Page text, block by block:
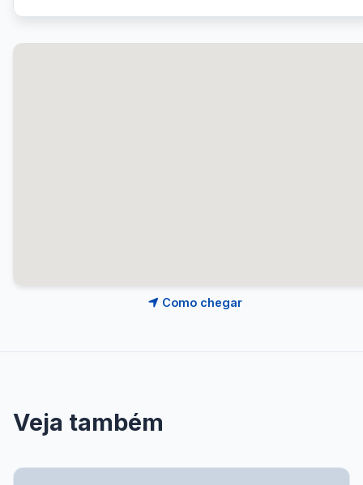
Como chegar
Veja também